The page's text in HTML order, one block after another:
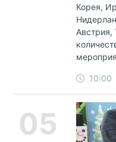
Корея,
10:00
05